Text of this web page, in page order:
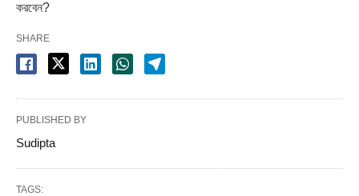
করবেন?
SHARE
PUBLISHED BY
Sudipta
TAGS: